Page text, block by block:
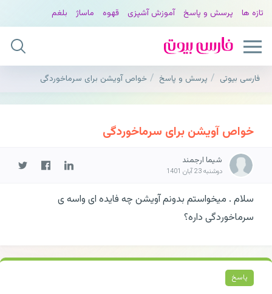
تازه ها پرسش و پاسخ آموزش آشپزی قهوه ماساژ بلغم
فارسی بیوتی پرسش و پاسخ خواص آویشن برای سرماخوردگی
خواص آویشن برای سرماخوردگی
شیما ارجمند
دوشنبه 23 آبان 1401
سلام . میخواستم بدونم آویشن چه فایده ای واسه ی
سرماخوردگی داره؟
پاسخ